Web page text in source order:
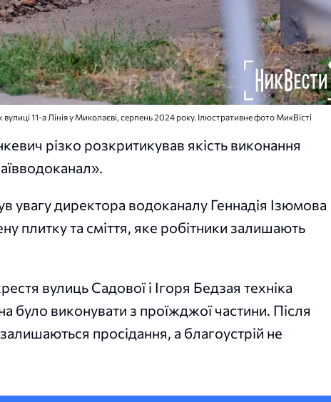
11-а Лінія у Миколаєві, серпень 2024 року. Ілюстративне фото МикВісті
різко розкритикував якість виконання
увагу директора водоканалу Геннадія Ізюмова
плитку та сміття, яке робітники залишають
вулиць Садової і Ігоря Бедзая техніка
було виконувати з проїжджої частини. Після
просідання, а благоустрій не